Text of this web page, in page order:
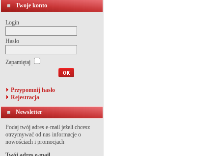
Twoje konto
Login
Hasło
Zapamiętaj
Przypomnij hasło
Rejestracja
Newsletter
Podaj twój adres e-mail jeżeli chcesz
otrzymywać od nas informacje o
nowościach i promocjach